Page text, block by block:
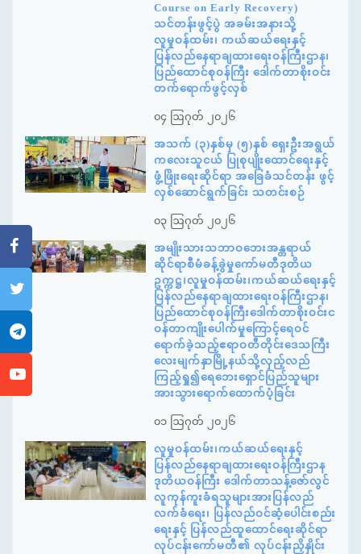
Course on Early Recovery)
သင်တန်းဖွင့်ပွဲ အခမ်းအနားသို့
လူမှုဝန်ထမ်း၊ ကယ်ဆယ်ရေးနှင့်
ပြန်လည်နေရာချထားရေးဝန်ကြီးဌာန၊
ပြည်ထောင်စုဝန်ကြီး ဒေါက်တာစိုးဝင်း
တက်ရောက်ဖွင့်လှစ်
၀၄ ဩဂုတ် ၂၀၂၆
အသက် (၃)နှစ်မှ (၅)နှစ် ရှေးဦးအရွယ်
ကလေးသူငယ် ပြုစုပျိုးထောင်ရေးနှင့်
ဖွံ့ဖြိုးရေးဆိုင်ရာ အခြေခံသင်တန်း ဖွင့်
လှစ်ဆောင်ရွက်ခြင်း သတင်းစဉ်
၀၃ ဩဂုတ် ၂၀၂၆
အမျိုးသားသဘာဝဘေးအန္တရာယ်
ဆိုင်ရာစီမံခန့်ခွဲမှုကော်မတီဒုတိယ
ဥက္ကဋ္ဌ၊လူမှုဝန်ထမ်း၊ကယ်ဆယ်ရေးနှင့်
ပြန်လည်နေရာချထားရေးဝန်ကြီးဌာန၊
ပြည်ထောင်စုဝန်ကြီးဒေါက်တာစိုးဝင်းင
ဝန်တာကျိုးပေါက်မှုကြောင့်ရေဝင်
ရောက်ခဲ့သည့်ဧရာဝတီတိုင်းဒေသကြီး
လေးမျက်နှာမြို့နယ်သို့လှည့်လည်
ကြည့်ရှု၍ရေဘေးရှောင်ပြည်သူများ
အားသွားရောက်ထောက်ပံ့ခြင်း
၀၁ ဩဂုတ် ၂၀၂၆
လူမှုဝန်ထမ်း၊ကယ်ဆယ်ရေးနှင့်
ပြန်လည်နေရာချထားရေးဝန်ကြီးဌာန
ဒုတိယဝန်ကြီး ဒေါက်တာသန့်ဇော်လွင်
လူကုန်ကူးခံရသူများအားပြန်လည်
လက်ခံရေး၊ ပြန်လည်ဝင်ဆံ့ပေါင်းစည်း
ရေးနှင့် ပြန်လည်ထူထောင်ရေးဆိုင်ရာ
လုပ်ငန်းကော်မတီ၏ လုပ်ငန်းညှိနှိုင်း